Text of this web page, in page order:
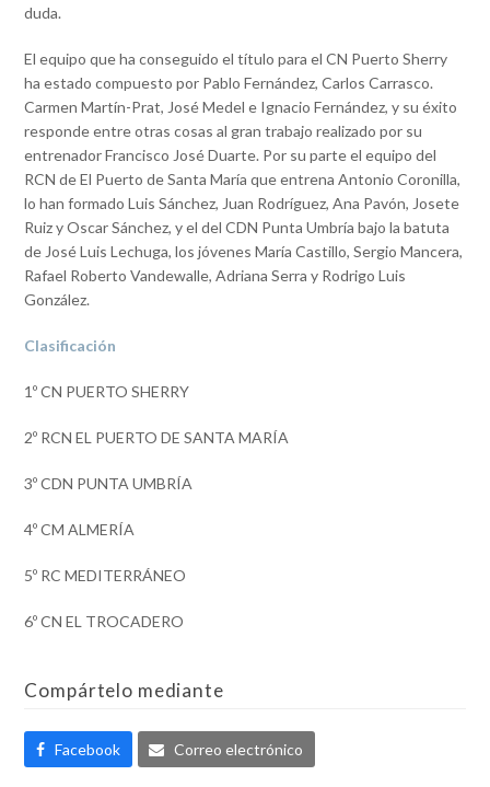
duda.
El equipo que ha conseguido el título para el CN Puerto Sherry
ha estado compuesto por Pablo Fernández, Carlos Carrasco.
Carmen Martín-Prat, José Medel e Ignacio Fernández, y su éxito
responde entre otras cosas al gran trabajo realizado por su
entrenador Francisco José Duarte. Por su parte el equipo del
RCN de El Puerto de Santa María que entrena Antonio Coronilla,
lo han formado Luis Sánchez, Juan Rodríguez, Ana Pavón, Josete
Ruiz y Oscar Sánchez, y el del CDN Punta Umbría bajo la batuta
de José Luis Lechuga, los jóvenes María Castillo, Sergio Mancera,
Rafael Roberto Vandewalle, Adriana Serra y Rodrigo Luis
González.
Clasificación
1º CN PUERTO SHERRY
2º RCN EL PUERTO DE SANTA MARÍA
3º CDN PUNTA UMBRÍA
4º CM ALMERÍA
5º RC MEDITERRÁNEO
6º CN EL TROCADERO
Compártelo mediante
Facebook Correo electrónico